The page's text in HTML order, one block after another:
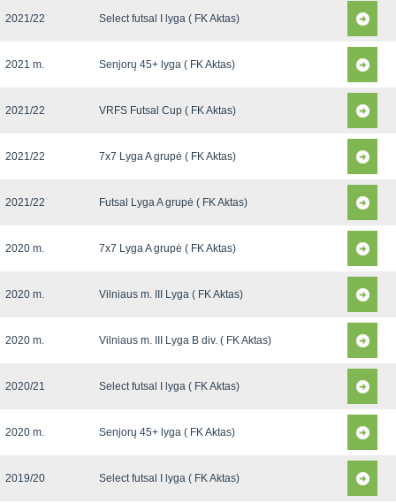
2021/22 Select futsal I lyga ( FK Aktas)
2021 m. Senjorų 45+ lyga ( FK Aktas)
2021/22 VRFS Futsal Cup ( FK Aktas)
2021/22 7x7 Lyga A grupė ( FK Aktas)
2021/22 Futsal Lyga A grupė ( FK Aktas)
2020 m. 7x7 Lyga A grupė ( FK Aktas)
2020 m. Vilniaus m. III Lyga ( FK Aktas)
2020 m. Vilniaus m. III Lyga B div. ( FK Aktas)
2020/21 Select futsal I lyga ( FK Aktas)
2020 m. Senjorų 45+ lyga ( FK Aktas)
2019/20 Select futsal I lyga ( FK Aktas)